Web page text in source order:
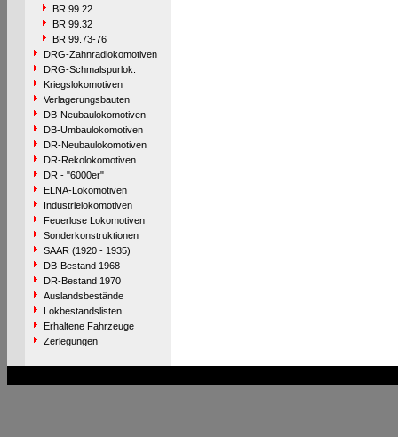
BR 99.22
BR 99.32
BR 99.73-76
DRG-Zahnradlokomotiven
DRG-Schmalspurlok.
Kriegslokomotiven
Verlagerungsbauten
DB-Neubaulokomotiven
DB-Umbaulokomotiven
DR-Neubaulokomotiven
DR-Rekolokomotiven
DR - "6000er"
ELNA-Lokomotiven
Industrielokomotiven
Feuerlose Lokomotiven
Sonderkonstruktionen
SAAR (1920 - 1935)
DB-Bestand 1968
DR-Bestand 1970
Auslandsbestände
Lokbestandslisten
Erhaltene Fahrzeuge
Zerlegungen